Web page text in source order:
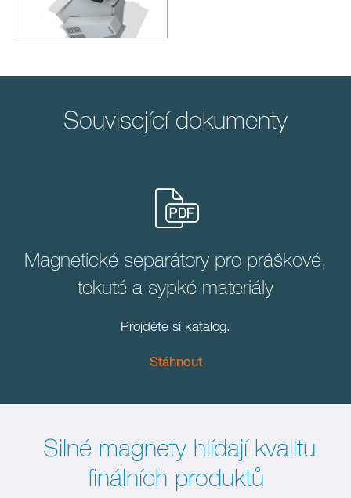
Související dokumenty
Magnetické separátory pro práškové,
tekuté a sypké materiály
Projděte si katalog.
Stáhnout
Silné magnety hlídají kvalitu
finálních produktů